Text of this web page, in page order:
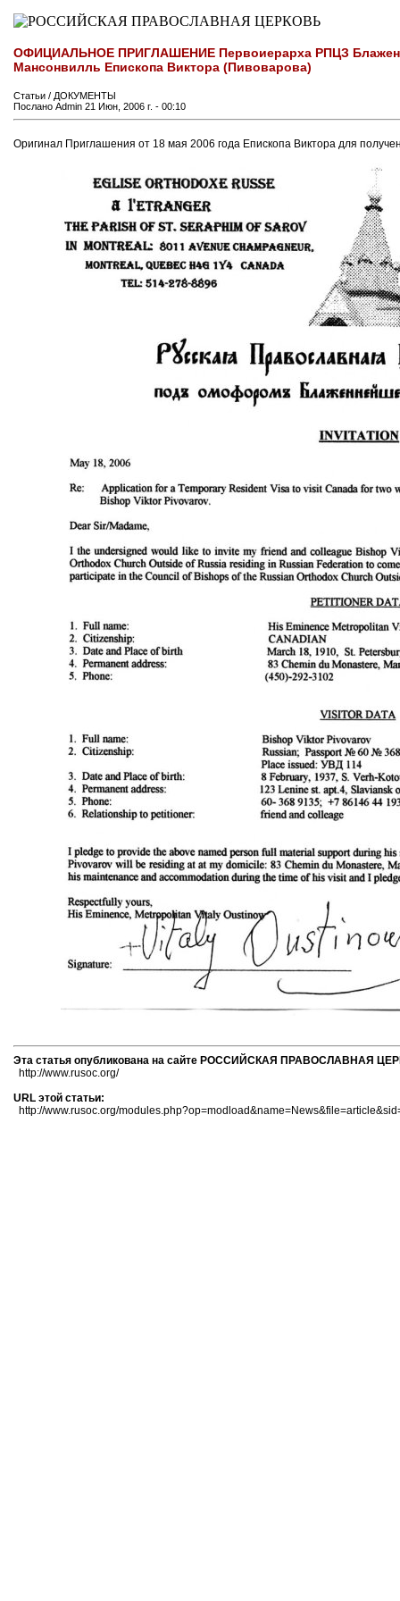
ОФИЦИАЛЬНОЕ ПРИГЛАШЕНИЕ Первоиерарха РПЦЗ
Мансонвилль Епископа Виктора (Пивоварова)
Статьи / ДОКУМЕНТЫ
Послано Admin 21 Июн, 2006 г. - 00:10
Оригинал Приглашения от 18 мая 2006 года Епископа Виктора для
Эта статья опубликована на сайте РОССИЙСКАЯ ПРАВОСЛАВНАЯ
http://www.rusoc.org/
URL этой статьи:
http://www.rusoc.org/